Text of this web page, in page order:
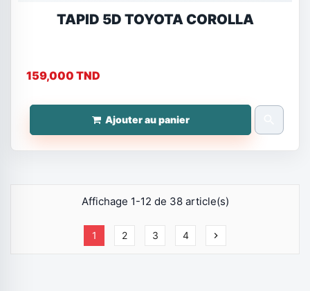
TAPID 5D TOYOTA COROLLA
159,000 TND
Ajouter au panier
Affichage 1-12 de 38 article(s)
1 2 3 4 chevron_right